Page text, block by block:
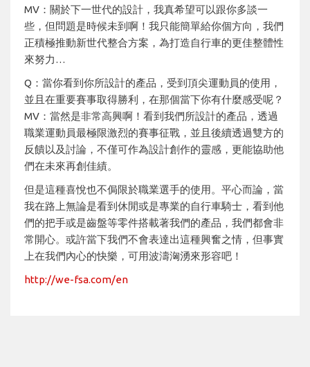
MV：關於下一世代的設計，我真希望可以跟你多談一
些，但問題是時候未到啊！我只能簡單給你個方向，我們
正積極推動新世代整合方案，為打造自行車的更佳整體性
來努力…
Q：當你看到你所設計的產品，受到頂尖運動員的使用，
並且在重要賽事取得勝利，在那個當下你有什麼感受呢？
MV：當然是非常高興啊！看到我們所設計的產品，透過
職業運動員最極限激烈的賽事征戰，並且後續透過雙方的
反饋以及討論，不僅可作為設計創作的靈感，更能協助他
們在未來再創佳績。
但是這種喜悅也不侷限於職業選手的使用。平心而論，當
我在路上無論是看到休閒或是專業的自行車騎士，看到他
們的把手或是齒盤等零件搭載著我們的產品，我們都會非
常開心。或許當下我們不會表達出這種興奮之情，但事實
上在我們內心的快樂，可用波濤洶湧來形容吧！
http://we-fsa.com/en